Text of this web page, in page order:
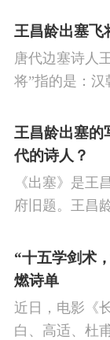
王昌龄出塞飞
唐代边塞诗人
将”指的是：汉
王昌龄出塞的
代的诗人？
《出塞》是王
府旧题。王昌
的作品中,多能
制胜的强烈自
平愿望。
“十五学剑术
燃诗单
近日，电影《
白、高适、杜